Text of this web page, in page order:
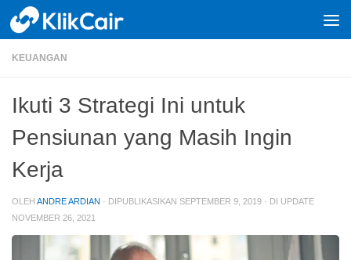
Skip to content
KEUANGAN
Ikuti 3 Strategi Ini untuk
Pensiunan yang Masih Ingin
Kerja
OLEH ANDRE ARDIAN · DIPUBLIKASIKAN SEPTEMBER 9, 2019 · DI UPDATE
NOVEMBER 26, 2021